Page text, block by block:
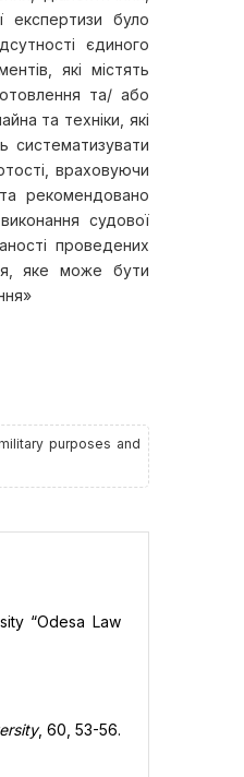
експертизи було
єдиного
які містять
та/ або
та техніки, які
систематизувати
враховуючи
рекомендовано
судової
проведених
яке може бути
purposes and
“Odesa Law
, 60, 53-56.